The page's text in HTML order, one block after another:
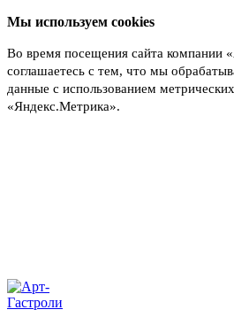
Мы используем cookies
Во время посещения сайта компании
соглашаетесь с тем, что мы
данные с использованием
«Яндекс.Метрика».